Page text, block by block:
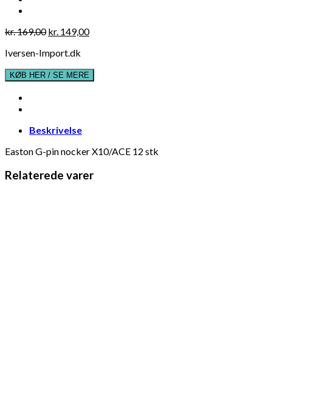
kr.169,00 Original
was:
kr. 149,00Current
Iversen-Import.dk
KØB HER / SE MERE
Beskrivelse
Easton G-pin nocker X10/ACE 12 stk
Relaterede varer